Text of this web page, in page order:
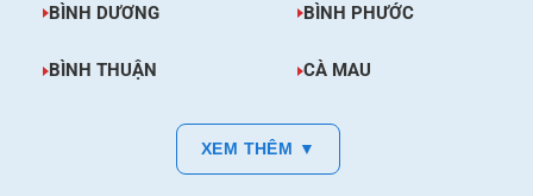
BÌNH DƯƠNG BÌNH PHƯỚC
BÌNH THUẬN CÀ MAU
XEM THÊM ▼